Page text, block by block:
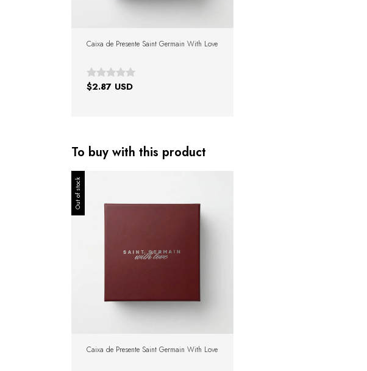
Caixa de Presente Saint Germain With Love
$2.87 USD
To buy with this product
Out of stock
Caixa de Presente Saint Germain With Love